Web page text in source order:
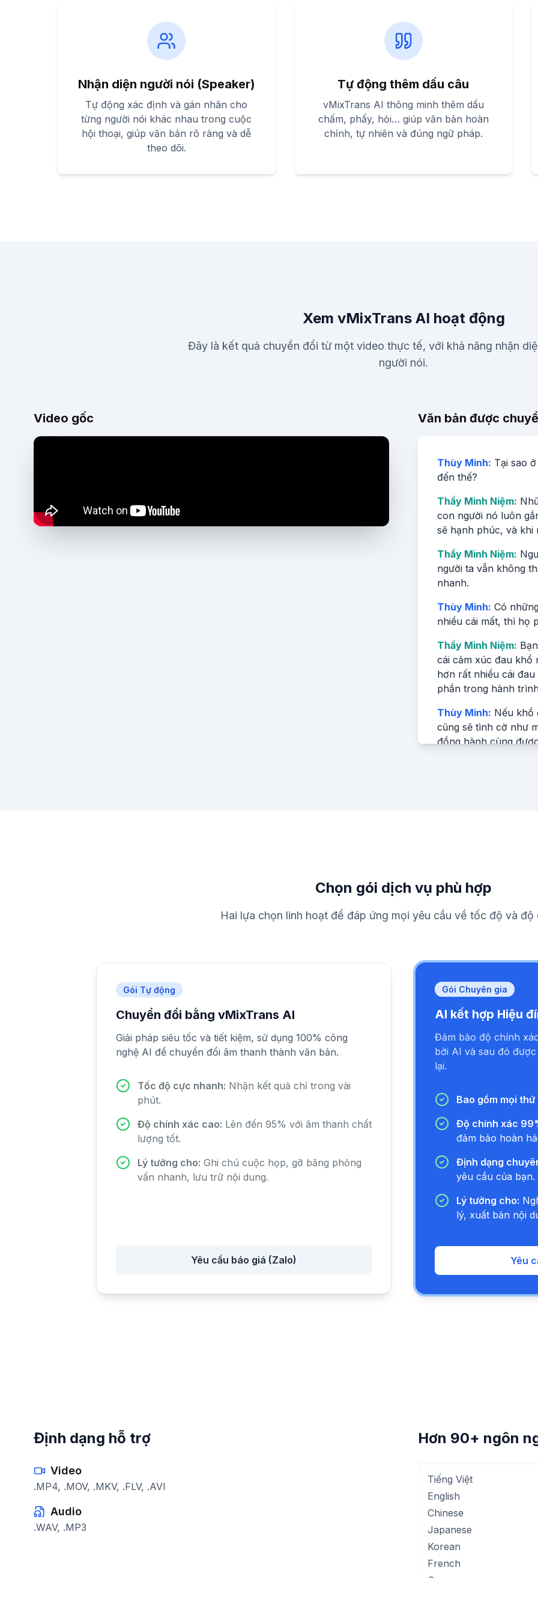
Nhận diện người nói (Speaker)
Tự động xác định và gán nhãn cho
từng người nói khác nhau trong cuộc
hội thoại, giúp văn bản rõ ràng và dễ
theo dõi.
Tự động thêm dấu câu
vMixTrans AI thông minh thêm dấu
chấm, phẩy, hỏi… giúp văn bản hoàn
chỉnh, tự nhiên và đúng ngữ pháp.
Xem vMixTrans AI hoạt động
Đây là kết quả chuyển đổi từ một video thực tế, với khả năng nhận
người nói.
Video gốc Văn bản được
Thùy Minh: Tại sao
đến thế?
Thầy Minh Niệm:
con người nó luôn
sẽ hạnh phúc, và khi
Thầy Minh Niệm:
người ta vẫn không
nhanh.
Thùy Minh: Có
nhiều cái mất, thì họ
Thầy Minh Niệm:
cái cảm xúc đau khổ
hơn rất nhiều cái
phần trong hành
Thùy Minh: Nếu khổ
cũng sẽ tình cờ như
đồng hành cùng
luôn dành sự ưu ái
Cho nên là thầy hôm
nhiên. Cứ nghĩ là
năm mình được làm
việc chữa lành. Bởi vì
thân với bản thân nó
thân mình. Cho
cái thời điểm thích
mình tìm hẳn vào cái
có khả năng thực
là lâu trên đường đời
sự đồng hành của
hỏi Thầy. Tại sao ở
đến thế. Hay là từ
quan trọng?
Thầy Minh Niệm:
con người nó luôn
cái giai đoạn này đó.
mất đi.
Chọn gói dịch vụ phù hợp
Hai lựa chọn linh hoạt để đáp ứng mọi yêu cầu về tốc độ và độ
Gói Tự động
Chuyển đổi bằng vMixTrans AI
Giải pháp siêu tốc và tiết kiệm, sử dụng 100% công
nghệ AI để chuyển đổi âm thanh thành văn bản.
Tốc độ cực nhanh: Nhận kết quả chỉ trong vài
phút.
Độ chính xác cao: Lên đến 95% với âm thanh chất
lượng tốt.
Lý tưởng cho: Ghi chú cuộc họp, gỡ băng phỏng
vấn nhanh, lưu trữ nội dung.
Yêu cầu báo giá (Zalo)
Gói Chuyên gia
AI kết hợp Hiệu
Đảm bảo độ chính
bởi AI và sau đó
lại.
Bao gồm mọi
Độ chính xác
đảm bảo hoàn
Định dạng
yêu cầu của bạn.
Lý tưởng cho:
lý, xuất bản nội
Yêu
Định dạng hỗ trợ
Video
.MP4, .MOV, .MKV, .FLV, .AVI
Audio
.WAV, .MP3
Hơn 90+ ngôn
Tiếng Việt
English
Chinese
Japanese
Korean
French
German